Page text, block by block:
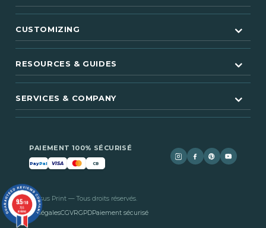
CUSTOMIZING
RESOURCES & GUIDES
SERVICES & COMPANY
PAIEMENT 100% SÉCURISÉ
PayPal VISA CB
© 2026 Tissus Print — Tous droits réservés.
Mentions légalesCGVRGPDPaiement sécurisé
9.5/10
755
reviews